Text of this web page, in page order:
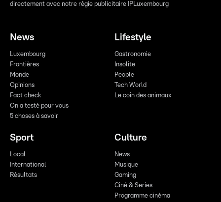
directement avec notre régie publicitaire IPLuxembourg
News
Luxembourg
Frontières
Monde
Opinions
Fact check
On a testé pour vous
5 choses à savoir
Lifestyle
Gastronomie
Insolite
People
Tech World
Le coin des animaux
Sport
Local
International
Résultats
Culture
News
Musique
Gaming
Ciné & Series
Programme cinéma